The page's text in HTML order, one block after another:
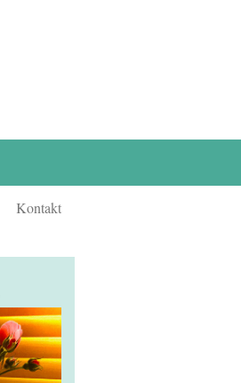
Kontakt